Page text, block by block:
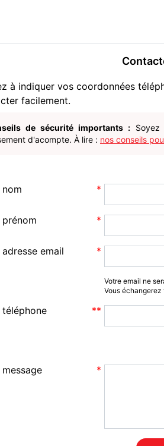
à indiquer vos coordonnées
facilement.
de sécurité importants :
d'acompte. À lire : nos conseils
email
Votre email ne
Vous